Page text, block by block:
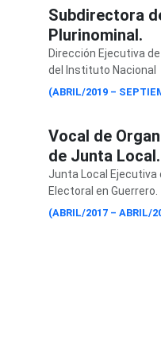
Subdirectora
Plurinominal.
Dirección Ejecutiva
del Instituto Nacional
(ABRIL/2019 –
Vocal de
de Junta Local.
Junta Local Ejecutiva
Electoral en Guerrero.
(ABRIL/2017 – ABRIL/